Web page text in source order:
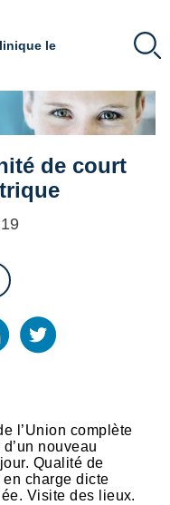
le
de court
l’Union complète
nouveau
Qualité de
charge dicte
Visite des lieux.